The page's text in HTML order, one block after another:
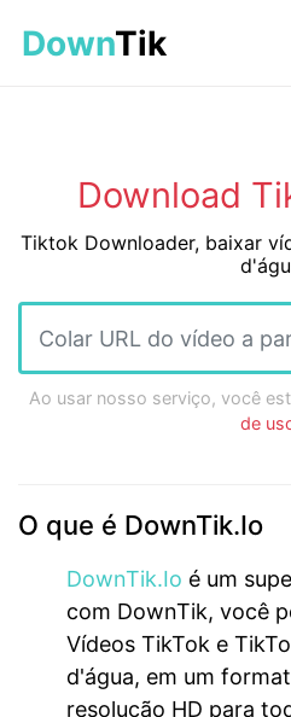
DownTik
Download
Tiktok Downloader, baixar
Ao usar nosso serviço, você
de
O que é DownTik.Io
DownTik.Io é um
com DownTik, você
Vídeos TikTok e
d'água, em um
resolução HD para